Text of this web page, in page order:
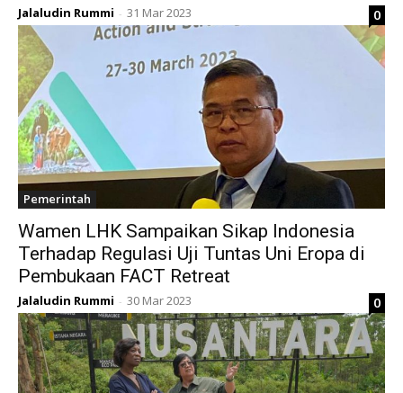
Jalaludin Rummi - 31 Mar 2023 0
Pemerintah
Wamen LHK Sampaikan Sikap Indonesia
Terhadap Regulasi Uji Tuntas Uni Eropa di
Pembukaan FACT Retreat
Jalaludin Rummi - 30 Mar 2023 0